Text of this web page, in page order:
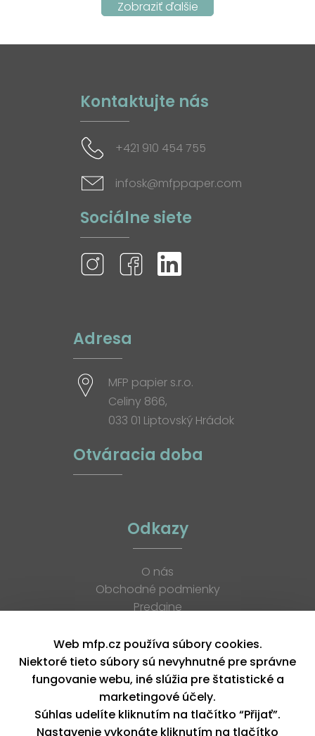
Kontaktujte nás
+421 910 454 755
infosk@mfppaper.com
Sociálne siete
Adresa
MFP papier s.r.o.
Celiny 866,
033 01 Liptovský Hrádok
Otváracia doba
Odkazy
O nás
Obchodné podmienky
Predajne
K stiahnutiu
Blog
Kontakt
Kariéra
XML feed
Web mfp.cz používa súbory cookies.
Niektoré tieto súbory sú nevyhnutné pre správne
fungovanie webu, iné slúžia pre štatistické a
marketingové účely.
Súhlas udelíte kliknutím na tlačítko “Přijať”.
Nastavenie vykonáte kliknutím na tlačítko